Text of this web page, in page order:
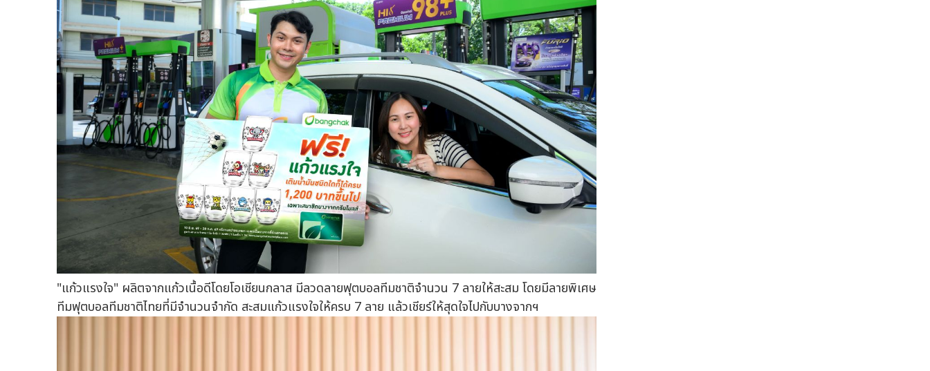
"แก้วแรงใจ" ผลิตจากแก้วเนื้อดีโดยโอเชียนกลาส มีลวดลายฟุตบอลทีมชาติจำนวน 7 ลายให้สะสม โดยมีลายพิเศษ
ทีมฟุตบอลทีมชาติไทยที่มีจำนวนจำกัด สะสมแก้วแรงใจให้ครบ 7 ลาย แล้วเชียร์ให้สุดใจไปกับบางจากฯ